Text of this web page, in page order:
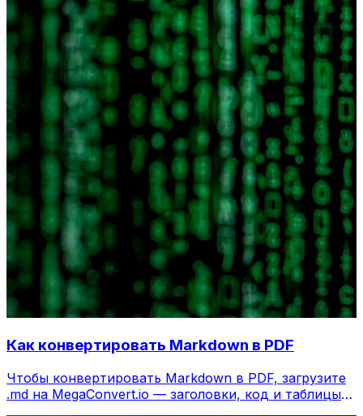
Как конвертировать Markdown в PDF
Чтобы конвертировать Markdown в PDF, загрузите
.md на MegaConvert.io — заголовки, код и таблицы